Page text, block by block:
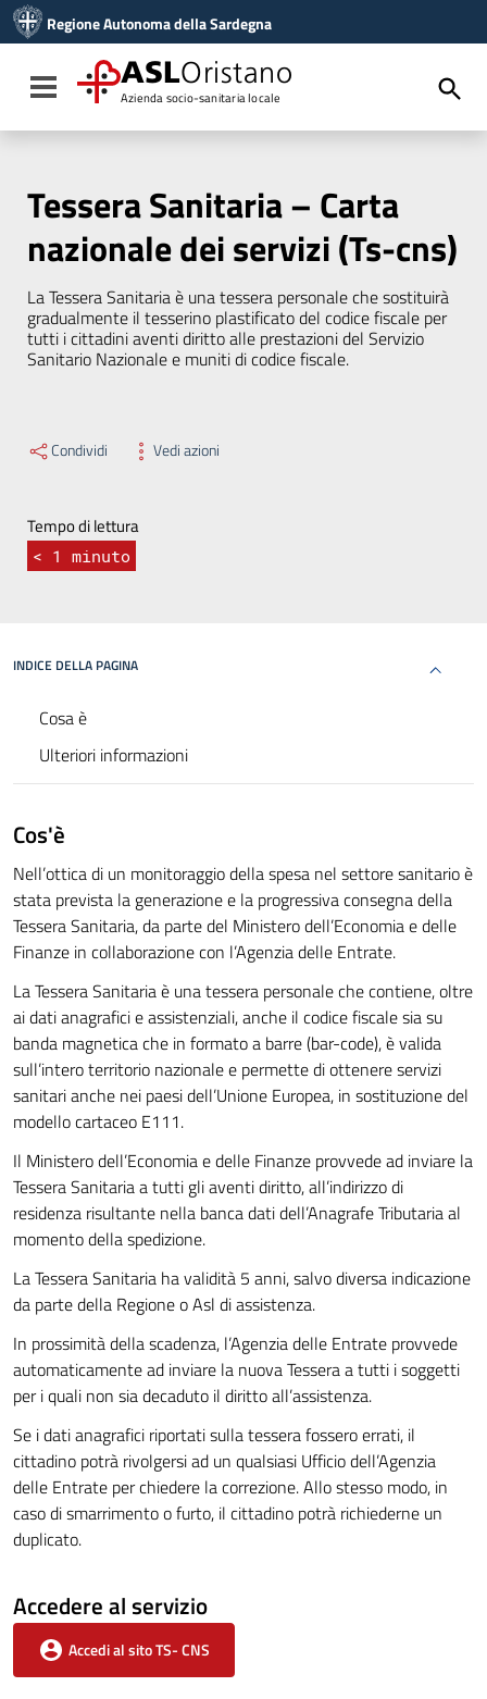
Vai al menu di navigazione
Vai al footer
Regione Autonoma della Sardegna
Toggle navigation
ASLOristano
Azienda socio-sanitaria locale
Tessera Sanitaria – Carta
nazionale dei servizi (Ts-cns)
La Tessera Sanitaria è una tessera personale che sostituirà
gradualmente il tesserino plastificato del codice fiscale per
tutti i cittadini aventi diritto alle prestazioni del Servizio
Sanitario Nazionale e muniti di codice fiscale.
Condividi Vedi azioni
Tempo di lettura
< 1 minuto
INDICE DELLA PAGINA
Cosa è
Ulteriori informazioni
Cos'è
Nell’ottica di un monitoraggio della spesa nel settore sanitario è
stata prevista la generazione e la progressiva consegna della
Tessera Sanitaria, da parte del Ministero dell’Economia e delle
Finanze in collaborazione con l’Agenzia delle Entrate.
La Tessera Sanitaria è una tessera personale che contiene, oltre
ai dati anagrafici e assistenziali, anche il codice fiscale sia su
banda magnetica che in formato a barre (bar-code), è valida
sull’intero territorio nazionale e permette di ottenere servizi
sanitari anche nei paesi dell’Unione Europea, in sostituzione del
modello cartaceo E111.
Il Ministero dell’Economia e delle Finanze provvede ad inviare la
Tessera Sanitaria a tutti gli aventi diritto, all’indirizzo di
residenza risultante nella banca dati dell’Anagrafe Tributaria al
momento della spedizione.
La Tessera Sanitaria ha validità 5 anni, salvo diversa indicazione
da parte della Regione o Asl di assistenza.
In prossimità della scadenza, l’Agenzia delle Entrate provvede
automaticamente ad inviare la nuova Tessera a tutti i soggetti
per i quali non sia decaduto il diritto all’assistenza.
Se i dati anagrafici riportati sulla tessera fossero errati, il
cittadino potrà rivolgersi ad un qualsiasi Ufficio dell’Agenzia
delle Entrate per chiedere la correzione. Allo stesso modo, in
caso di smarrimento o furto, il cittadino potrà richiederne un
duplicato.
Accedere al servizio
Accedi al sito TS- CNS